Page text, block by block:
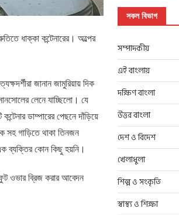
ধাক্কা কন্টেনারের। অল্পের
জানান জামুরিয়ায় দিক
লেনে যাচ্ছিলো। যে
ডাম্পারের পেছনে দাঁড়িয়ে
সহ গাড়িতে থাকা তিনজন
ব্যক্তির কোন কিছু হয়নি।
ওভার ব্রিজ করার আবেদন
সকল বিভাগ
সম্পাদকীয়
এই বাংলায়
দক্ষিণ বাংলা
উত্তর বাংলা
দেশ ও বিদেশ
খেলাধুলা
শিল্প ও সংকৃতি
স্বাস্থ্য ও শিক্ষা